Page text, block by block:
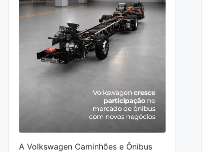
A Volkswagen Caminhões e Ônibus